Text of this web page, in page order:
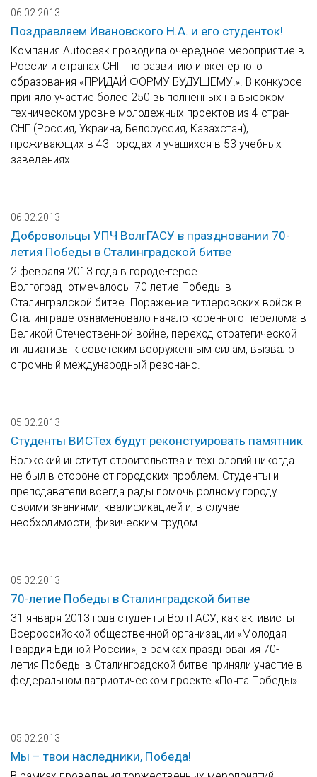
06.02.2013
Поздравляем Ивановского Н.А. и его студенток!
Компания Autodesk проводила очередное мероприятие в
России и странах СНГ по развитию инженерного
образования «ПРИДАЙ ФОРМУ БУДУЩЕМУ!». В конкурсе
приняло участие более 250 выполненных на высоком
техническом уровне молодежных проектов из 4 стран
СНГ (Россия, Украина, Белоруссия, Казахстан),
проживающих в 43 городах и учащихся в 53 учебных
заведениях.
06.02.2013
Добровольцы УПЧ ВолгГАСУ в праздновании 70-
летия Победы в Сталинградской битве
2 февраля 2013 года в городе-герое
Волгоград отмечалось 70-летие Победы в
Сталинградской битве. Поражение гитлеровских войск в
Сталинграде ознаменовало начало коренного перелома в
Великой Отечественной войне, переход стратегической
инициативы к советским вооруженным силам, вызвало
огромный международный резонанс.
05.02.2013
Студенты ВИСТех будут реконстуировать памятник
Волжский институт строительства и технологий никогда
не был в стороне от городских проблем. Студенты и
преподаватели всегда рады помочь родному городу
своими знаниями, квалификацией и, в случае
необходимости, физическим трудом.
05.02.2013
70-летие Победы в Сталинградской битве
31 января 2013 года студенты ВолгГАСУ, как активисты
Всероссийской общественной организации «Молодая
Гвардия Единой России», в рамках празднования 70-
летия Победы в Сталинградской битве приняли участие в
федеральном патриотическом проекте «Почта Победы».
05.02.2013
Мы – твои наследники, Победа!